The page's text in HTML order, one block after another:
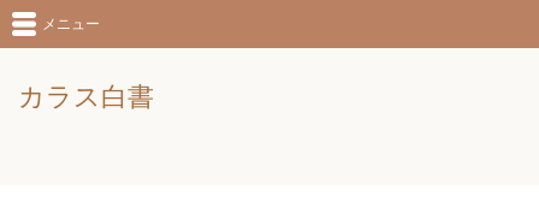
カラス白書
メニュー